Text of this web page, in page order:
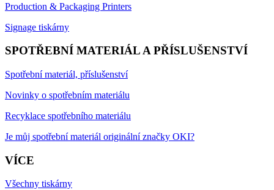
Production & Packaging Printers
Signage tiskárny
SPOTŘEBNÍ MATERIÁL A PŘÍSLUŠENSTVÍ
Spotřební materiál, příslušenství
Novinky o spotřebním materiálu
Recyklace spotřebního materiálu
Je můj spotřební materiál originální značky OKI?
VÍCE
Všechny tiskárny